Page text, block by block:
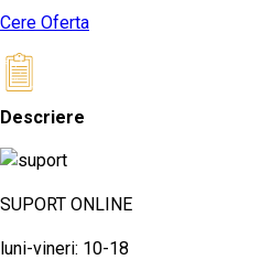
Cere Oferta
Descriere
SUPORT ONLINE
luni-vineri: 10-18